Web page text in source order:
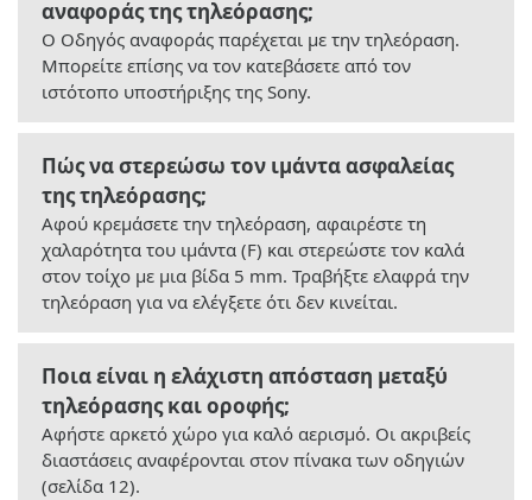
αναφοράς της τηλεόρασης;
Ο Οδηγός αναφοράς παρέχεται με την τηλεόραση.
Μπορείτε επίσης να τον κατεβάσετε από τον
ιστότοπο υποστήριξης της Sony.
Πώς να στερεώσω τον ιμάντα ασφαλείας
της τηλεόρασης;
Αφού κρεμάσετε την τηλεόραση, αφαιρέστε τη
χαλαρότητα του ιμάντα (F) και στερεώστε τον καλά
στον τοίχο με μια βίδα 5 mm. Τραβήξτε ελαφρά την
τηλεόραση για να ελέγξετε ότι δεν κινείται.
Ποια είναι η ελάχιστη απόσταση μεταξύ
τηλεόρασης και οροφής;
Αφήστε αρκετό χώρο για καλό αερισμό. Οι ακριβείς
διαστάσεις αναφέρονται στον πίνακα των οδηγιών
(σελίδα 12).